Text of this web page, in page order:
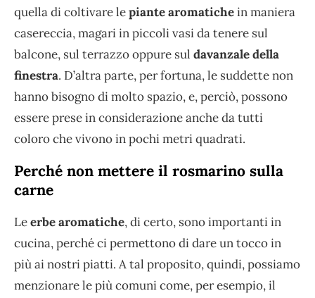
quella di coltivare lepiante aromatichein maniera
casereccia, magari in piccoli vasi da tenere sul
balcone, sul terrazzo oppure sul davanzale della
finestra. D’altra parte, per fortuna, le suddette non
hanno bisogno di molto spazio, e, perciò, possono
essere prese in considerazione anche da tutti
coloro che vivono in pochi metri quadrati.
Perché non mettere il rosmarino sulla
carne
Leerbe aromatiche, di certo, sono importanti in
cucina, perché ci permettono di dare un tocco in
più ai nostri piatti. A tal proposito, quindi, possiamo
menzionare le più comuni come, per esempio, il